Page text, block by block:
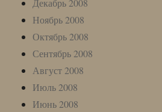
Декабрь 2008
Ноябрь 2008
Октябрь 2008
Сентябрь 2008
Август 2008
Июль 2008
Июнь 2008